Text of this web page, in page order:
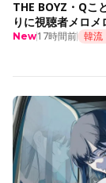
THE BOYZ・Qこ
りに視聴者メロ
New17時間前 韓流